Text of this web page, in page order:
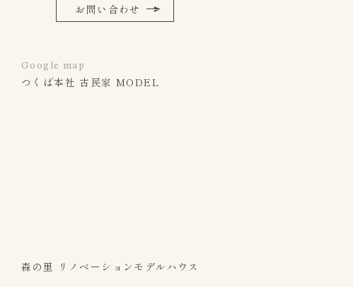
お問い合わせ
Google map
つくば本社 古民家 MODEL
森の里 リノベーションモデルハウス